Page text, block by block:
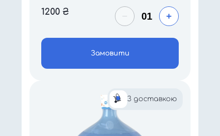
1200 ₴
Замовити
З доставкою